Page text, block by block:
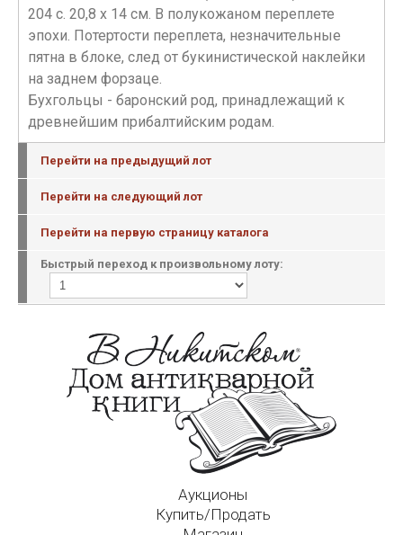
204 с. 20,8 х 14 см. В полукожаном переплете
эпохи. Потертости переплета, незначительные
пятна в блоке, след от букинистической наклейки
на заднем форзаце.
Бухгольцы - баронский род, принадлежащий к
древнейшим прибалтийским родам.
Перейти на предыдущий лот
Перейти на следующий лот
Перейти на первую страницу каталога
Быстрый переход к произвольному лоту:
Аукционы
Купить/Продать